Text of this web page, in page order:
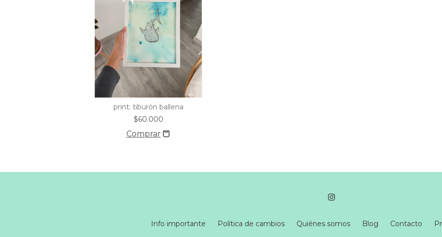
print: tiburón ballena
$60.000
Info importante Política de cambios Quiénes somos Blog Contacto